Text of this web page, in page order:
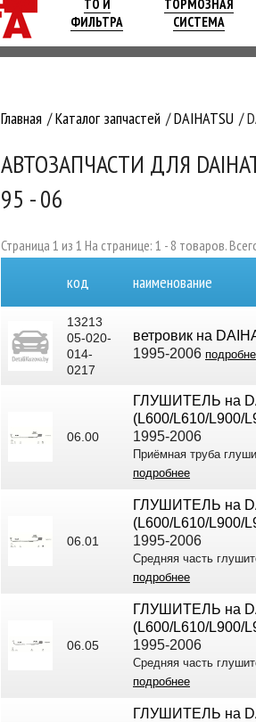
ТО И
ФИЛЬТРА
ТОРМОЗНАЯ
СИСТЕМА
Главная Каталог запчастей DAIHATSU
АВТОЗАПЧАСТИ ДЛЯ
95 - 06
Страница 1 из 1 На странице: 1 - 8 товаров.
код наименование
13213
05-020-
014-
0217
ветровик на
1995-2006
06.00
ГЛУШИТЕЛЬ на
(L600/L610/L900/
1995-2006
Приёмная труба
подробнее
06.01
ГЛУШИТЕЛЬ на
(L600/L610/L900/
1995-2006
Средняя часть
подробнее
06.05
ГЛУШИТЕЛЬ на
(L600/L610/L900/
1995-2006
Средняя часть
подробнее
ГЛУШИТЕЛЬ на